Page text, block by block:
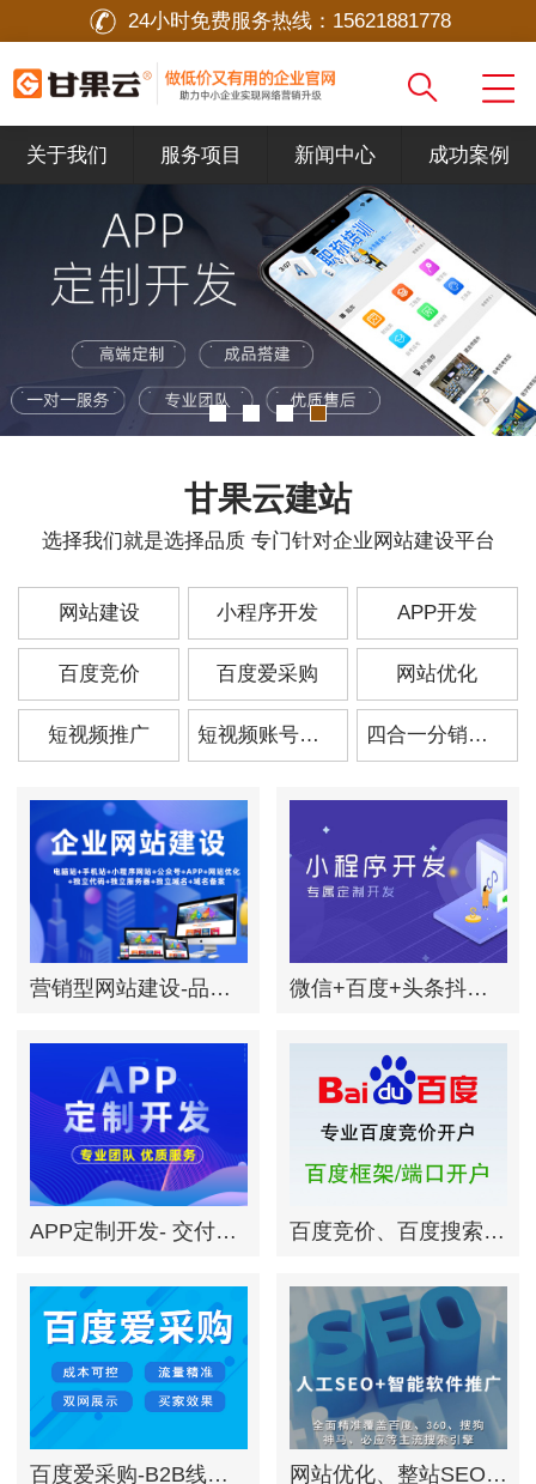
24小时免费服务热线： 15621881778
关于我们 服务项目 新闻中心 成功案例
甘果云建站
选择我们就是选择品质 专门针对企业网站建设平台
网站建设 小程序开发 APP开发
百度竞价 百度爱采购 网站优化
短视频推广 短视频账号运营 四合一分销商城
营销型网站建设-品牌网站建设-高端网站设计定制 微信+百度+头条抖音多端合一小程序开发
APP定制开发- 交付源码 百度竞价、百度搜索推广
百度爱采购-B2B线上营销专业平台-解决卖家推广难题 网站优化、整站SEO排名推广